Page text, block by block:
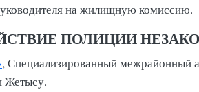
на жилищную комиссию.
ПОЛИЦИИ
, Специализированный межрайонный
Жетысу.